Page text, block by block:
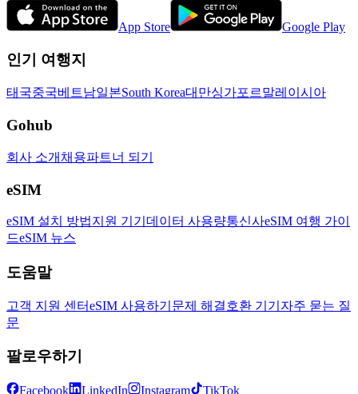
App Store Google Play
인기 여행지
태국중국베트남일본South Korea대만싱가포르말레이시아
Gohub
회사 소개 채용파트너 되기
eSIM
eSIM 설치 방법지원 기기 데이터 사용량통신사eSIM 여행 가이
드eSIM 뉴스
도움말
고객 지원 센터eSIM 사용하기 문제 해결호환 기기 자주 묻는 질
문
팔로우하기
Facebook LinkedIn Instagram TikTok